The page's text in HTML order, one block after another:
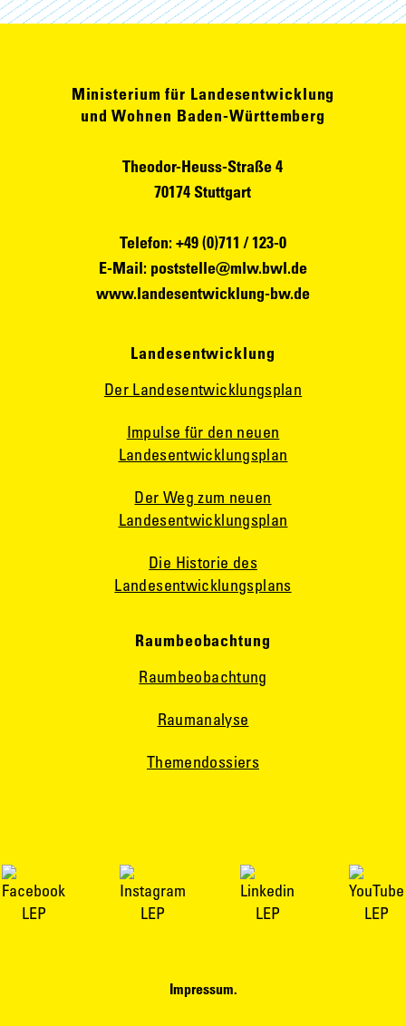
Ministerium für Landesentwicklung
und Wohnen Baden-Württemberg
Theodor-Heuss-Straße 4
70174 Stuttgart
Telefon: +49 (0)711 / 123-0
E-Mail: poststelle@mlw.bwl.de
www.landesentwicklung-bw.de
Landesentwicklung
Der Landesentwicklungsplan
Impulse für den neuen
Landesentwicklungsplan
Der Weg zum neuen
Landesentwicklungsplan
Die Historie des
Landesentwicklungsplans
Raumbeobachtung
Raumbeobachtung
Raumanalyse
Themendossiers
Impressum.